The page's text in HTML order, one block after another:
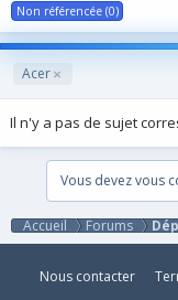
Non référencée (0)
Acer
Il n'y a pas de sujet
Vous devez vous
Accueil Forums
Nous contacter